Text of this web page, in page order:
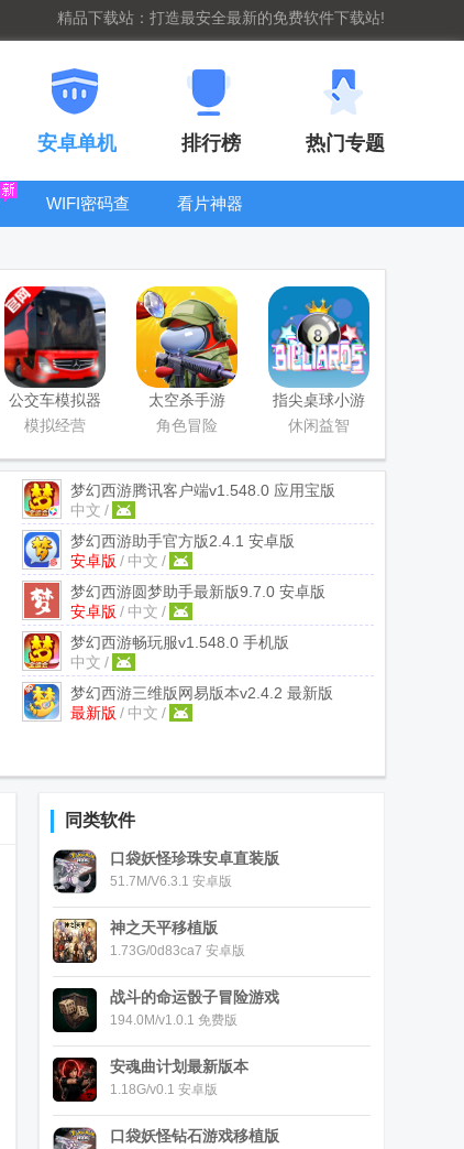
精品下载站：打造最安全最新的免费软件下载站!
安卓单机 排行榜 热门专题
WIFI密码查
看片神器
全
公交车模拟器
官方版(Bus
Ultimate)
模拟经营
太空杀手游
角色冒险
指尖桌球小游
戏
休闲益智
梦幻西游腾讯客户端v1.548.0 应用宝版
中文 /
梦幻西游助手官方版2.4.1 安卓版
安卓版 / 中文 /
梦幻西游圆梦助手最新版9.7.0 安卓版
安卓版 / 中文 /
梦幻西游畅玩服v1.548.0 手机版
中文 /
梦幻西游三维版网易版本v2.4.2 最新版
最新版 / 中文 /
同类软件
口袋妖怪珍珠安卓直装版
51.7M/V6.3.1 安卓版
神之天平移植版
1.73G/0d83ca7 安卓版
战斗的命运骰子冒险游戏
194.0M/v1.0.1 免费版
安魂曲计划最新版本
1.18G/v0.1 安卓版
口袋妖怪钻石游戏移植版